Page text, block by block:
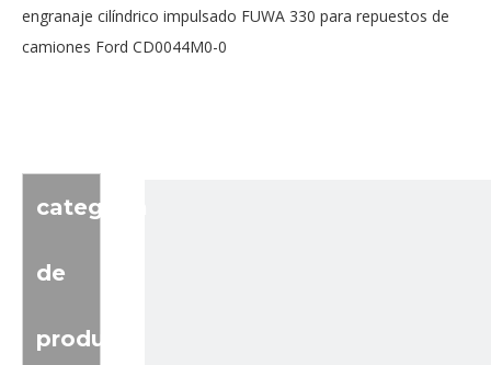
engranaje cilíndrico impulsado FUWA 330 para repuestos de
camiones Ford CD0044M0-0
categoria
de
producto